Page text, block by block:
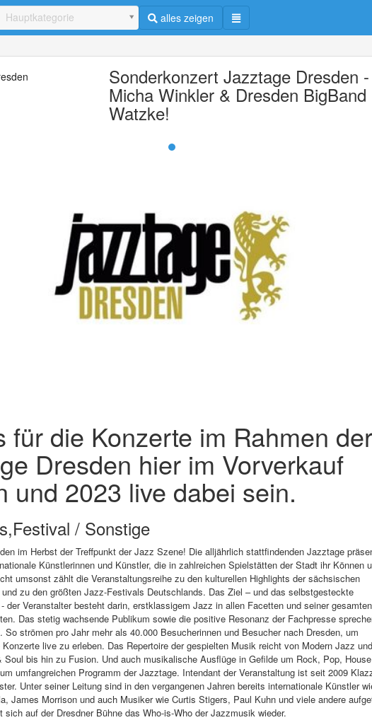
Hauptkategorie alles zeigen
Sonderkonzert Jazztage Dresden
Micha Winkler & Dresden
Watzke!
für die Konzerte im Rahmen der
Dresden hier im Vorverkauf
und 2023 live dabei sein.
/ Sonstige
im Herbst der Treffpunkt der Jazz Szene! Die alljährlich stattfindenden Jazztage
Künstlerinnen und Künstler, die in zahlreichen Spielstätten der Stadt ihr Können
umsonst zählt die Veranstaltungsreihe zu den kulturellen Highlights der sächsischen
zu den größten Jazz-Festivals Deutschlands. Das Ziel – und das selbstgesteckte
der Veranstalter besteht darin, erstklassigem Jazz in allen Facetten und seiner
Das stetig wachsende Publikum sowie die positive Resonanz der Fachpresse
So strömen pro Jahr mehr als 40.000 Besucherinnen und Besucher nach Dresden, um
live zu erleben. Das Repertoire der gespielten Musik reicht von Modern Jazz
Soul bis hin zu Fusion. Und auch musikalische Ausflüge in Gefilde um Rock, Pop,
umfangreichen Programm der Jazztage. Intendant der Veranstaltung ist seit 2009
Unter seiner Leitung sind in den vergangenen Jahren bereits internationale Künstler
James Morrison und auch Musiker wie Curtis Stigers, Paul Kuhn und viele andere
sich auf der Dresdner Bühne das Who-is-Who der Jazzmusik wieder.